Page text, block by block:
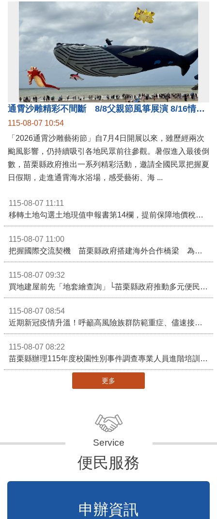
通霄沙雕精彩不間斷 8/8父親節風箏展演 8/16情人節66對浪漫挑戰送好禮
115-08-07 10:54
「2026通霄沙雕藝術節」自7月4日開展以來，雖歷經兩次
颱風影響，仍持續吸引各地民眾前往參觀。暑假進入最後倒
數，苗栗縣政府推出一系列精彩活動，邀請全國民眾把握夏
日假期，走進通霄海水浴場，感受藝術、海 ...
115-08-07 11:11
移轉土地勾選土地現值申報書第14欄，提前保障地價稅節稅權益
115-08-07 11:00
把握國際交流契機 苗栗縣政府搭建海外合作橋梁 為在地產業爭取更多國際市場機會
115-08-07 09:32
買地建屋前先「地套繪查詢」└苗栗縣政府推動多元便民諮詢服務
115-08-07 08:54
近期新冠疫情升溫！呼籲高風險族群防範重症、儘速接種疫苗及早就醫
115-08-07 08:22
苗栗縣辦理115年度校園性別事件調查專業人員進階培訓 深化調查實務能力 持續打造安全友善校園
更多
便民服務
申辦資訊